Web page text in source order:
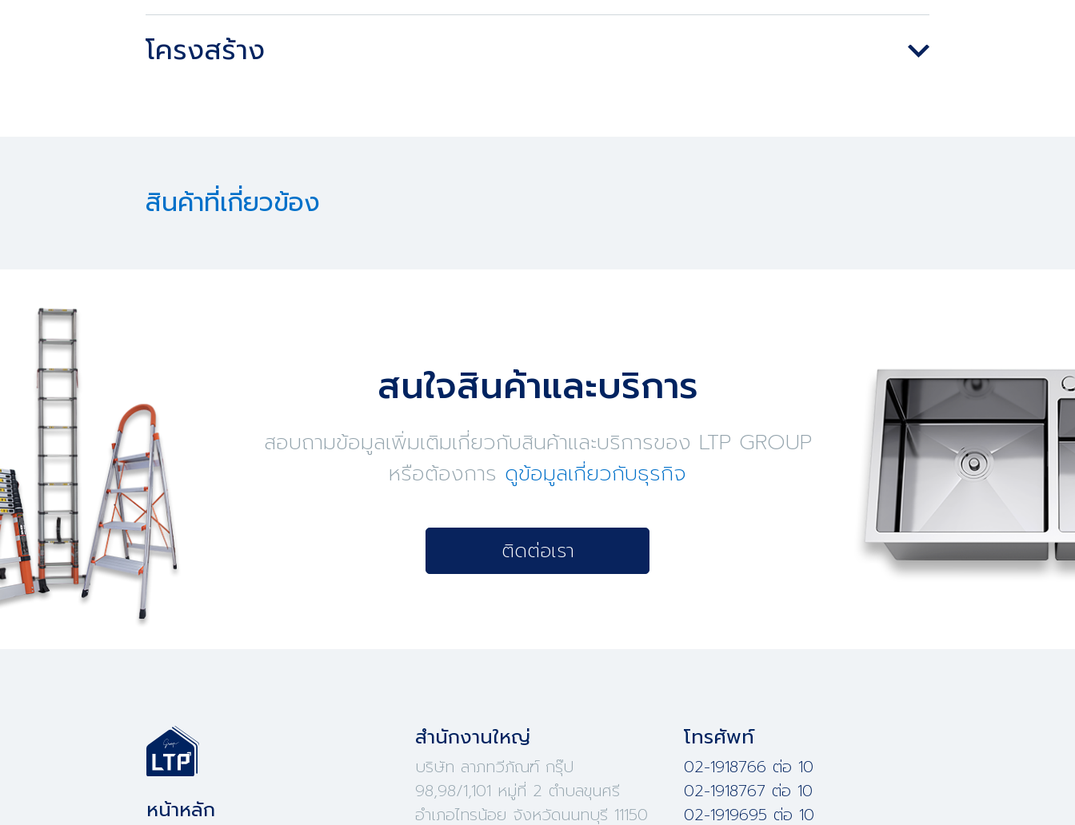
โครงสร้าง
สินค้าที่เกี่ยวข้อง
สนใจสินค้าและบริการ
สอบถามข้อมูลเพิ่มเติมเกี่ยวกับสินค้าและบริการของ LTP GROUP
หรือต้องการ ดูข้อมูลเกี่ยวกับธุรกิจ
ติดต่อเรา
หน้าหลัก
สำนักงานใหญ่
บริษัท ลาภทวีภัณฑ์ กรุ๊ป
98,98/1,101 หมู่ที่ 2 ตำบลขุนศรี
อำเภอไทรน้อย จังหวัดนนทบุรี 11150
โทรศัพท์
02-1918766 ต่อ 10
02-1918767 ต่อ 10
02-1919695 ต่อ 10